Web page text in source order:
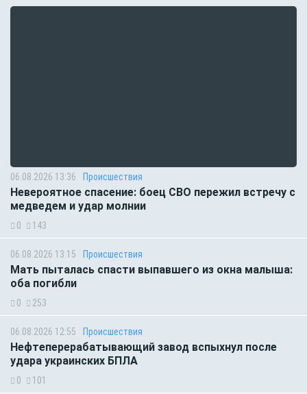
06.08.2026 13:36 Происшествия
Невероятное спасение: боец СВО пережил встречу с
медведем и удар молнии
0 143
06.08.2026 13:15 Происшествия
Мать пыталась спасти выпавшего из окна малыша:
оба погибли
0 253
06.08.2026 12:55 Происшествия
Нефтеперерабатывающий завод вспыхнул после
удара украинских БПЛА
0 101